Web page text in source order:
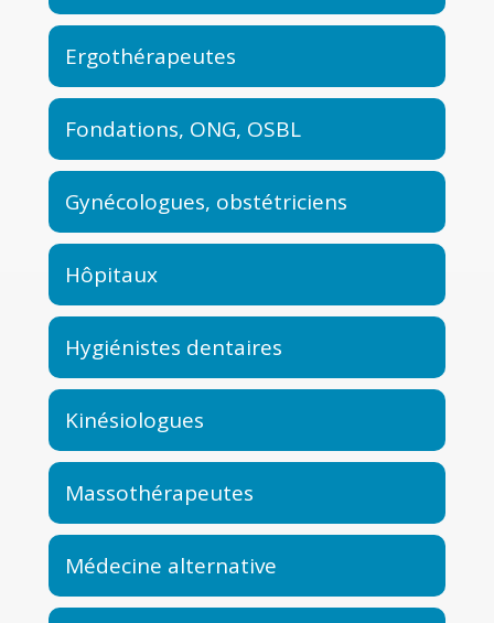
Ergothérapeutes
Fondations, ONG, OSBL
Gynécologues, obstétriciens
Hôpitaux
Hygiénistes dentaires
Kinésiologues
Massothérapeutes
Médecine alternative